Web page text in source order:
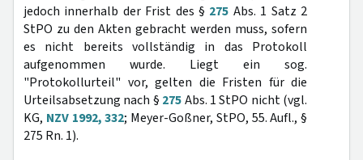
jedoch innerhalb der Frist des § 275 Abs. 1 Satz 2
StPO zu den Akten gebracht werden muss, sofern
es nicht bereits vollständig in das Protokoll
aufgenommen wurde. Liegt ein sog.
"Protokollurteil" vor, gelten die Fristen für die
Urteilsabsetzung nach § 275Abs. 1 StPO nicht (vgl.
KG, NZV 1992, 332; Meyer-Goßner, StPO, 55. Aufl., §
275 Rn. 1).